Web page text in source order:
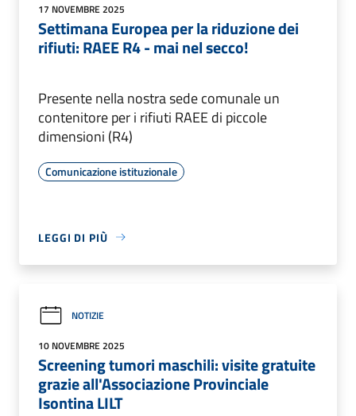
17 NOVEMBRE 2025
Settimana Europea per la riduzione dei
rifiuti: RAEE R4 - mai nel secco!
Presente nella nostra sede comunale un
contenitore per i rifiuti RAEE di piccole
dimensioni (R4)
Comunicazione istituzionale
LEGGI DI PIÙ
NOTIZIE
10 NOVEMBRE 2025
Screening tumori maschili: visite gratuite
grazie all'Associazione Provinciale
Isontina LILT